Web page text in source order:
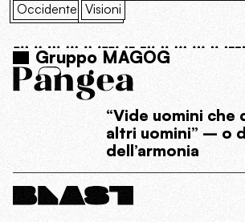
Occidente Visioni
Gruppo MAGOG
“Vide uomini che
altri uomini” – o
dell’armonia